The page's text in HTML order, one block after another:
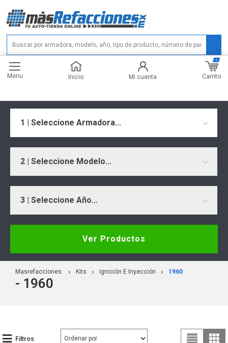
Menu Inicio Mi cuenta Carrito
0
1 | Seleccione Armadora...
2 | Seleccione Modelo...
3 | Seleccione Año...
Ver Productos
Masrefacciones Kits Ignición E Inyección 1960
- 1960
Filtros